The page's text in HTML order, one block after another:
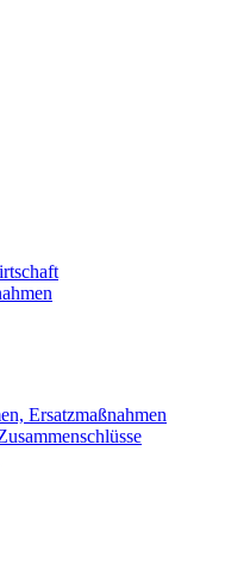
Ersatzmaßnahmen